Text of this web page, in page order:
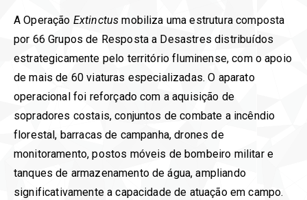
A Operação Extinctusmobiliza uma estrutura composta
por 66 Grupos de Resposta a Desastres distribuídos
estrategicamente pelo território fluminense, com o apoio
de mais de 60 viaturas especializadas. O aparato
operacional foi reforçado com a aquisição de
sopradores costais, conjuntos de combate a incêndio
florestal, barracas de campanha, drones de
monitoramento, postos móveis de bombeiro militar e
tanques de armazenamento de água, ampliando
significativamente a capacidade de atuação em campo.